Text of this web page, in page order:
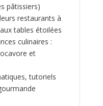
pâtissiers)
restaurants à
tables étoilées
culinaires :
et
tutoriels